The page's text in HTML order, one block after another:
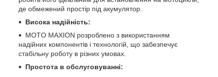
де обмежений простір під акумулятор.
Висока надійність:
MOTO MAXION розроблено з використанням
надійних компонентів і технологій, що забезпечує
стабільну роботу в різних умовах.
Простота в обслуговуванні: